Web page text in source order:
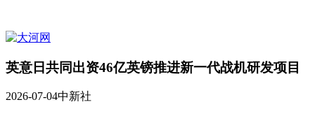
英意日共同出资46亿英镑推进新一代战机研发项目
2026-07-04中新社